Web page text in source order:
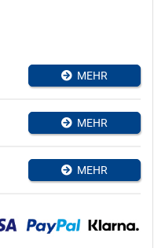
MEHR
MEHR
MEHR